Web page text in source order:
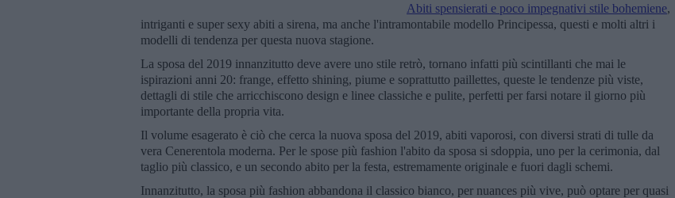
Abiti spensierati e poco impegnativi stile bohemiene,
intriganti e super sexy abiti a sirena, ma anche l'intramontabile modello Principessa, questi e molti altri i
modelli di tendenza per questa nuova stagione.
La sposa del 2019 innanzitutto deve avere uno stile retrò, tornano infatti più scintillanti che mai le
ispirazioni anni 20: frange, effetto shining, piume e soprattutto paillettes, queste le tendenze più viste,
dettagli di stile che arricchiscono design e linee classiche e pulite, perfetti per farsi notare il giorno più
importante della propria vita.
Il volume esagerato è ciò che cerca la nuova sposa del 2019, abiti vaporosi, con diversi strati di tulle da
vera Cenerentola moderna. Per le spose più fashion l'abito da sposa si sdoppia, uno per la cerimonia, dal
taglio più classico, e un secondo abito per la festa, estremamente originale e fuori dagli schemi.
Innanzitutto, la sposa più fashion abbandona il classico bianco, per nuances più vive, può optare per quasi